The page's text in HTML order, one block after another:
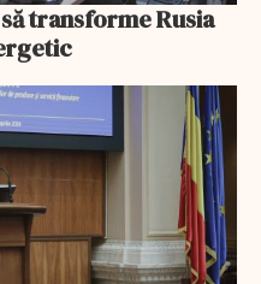
transforme Rusia